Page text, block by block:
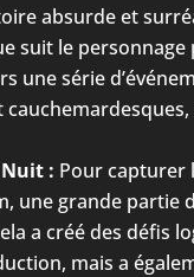
absurde et
suit le
une série
: Pour capturer
une grande partie
a créé des défis
mais a